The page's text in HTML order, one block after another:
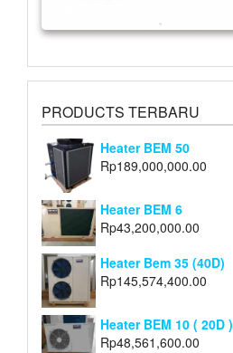
PRODUCTS TERBARU
Heater BEM 50
Rp189,000,000.00
Heater BEM 6
Rp43,200,000.00
Heater Bem 35 (40D)
Rp145,574,400.00
Heater BEM 10 ( 20D )
Rp48,561,600.00